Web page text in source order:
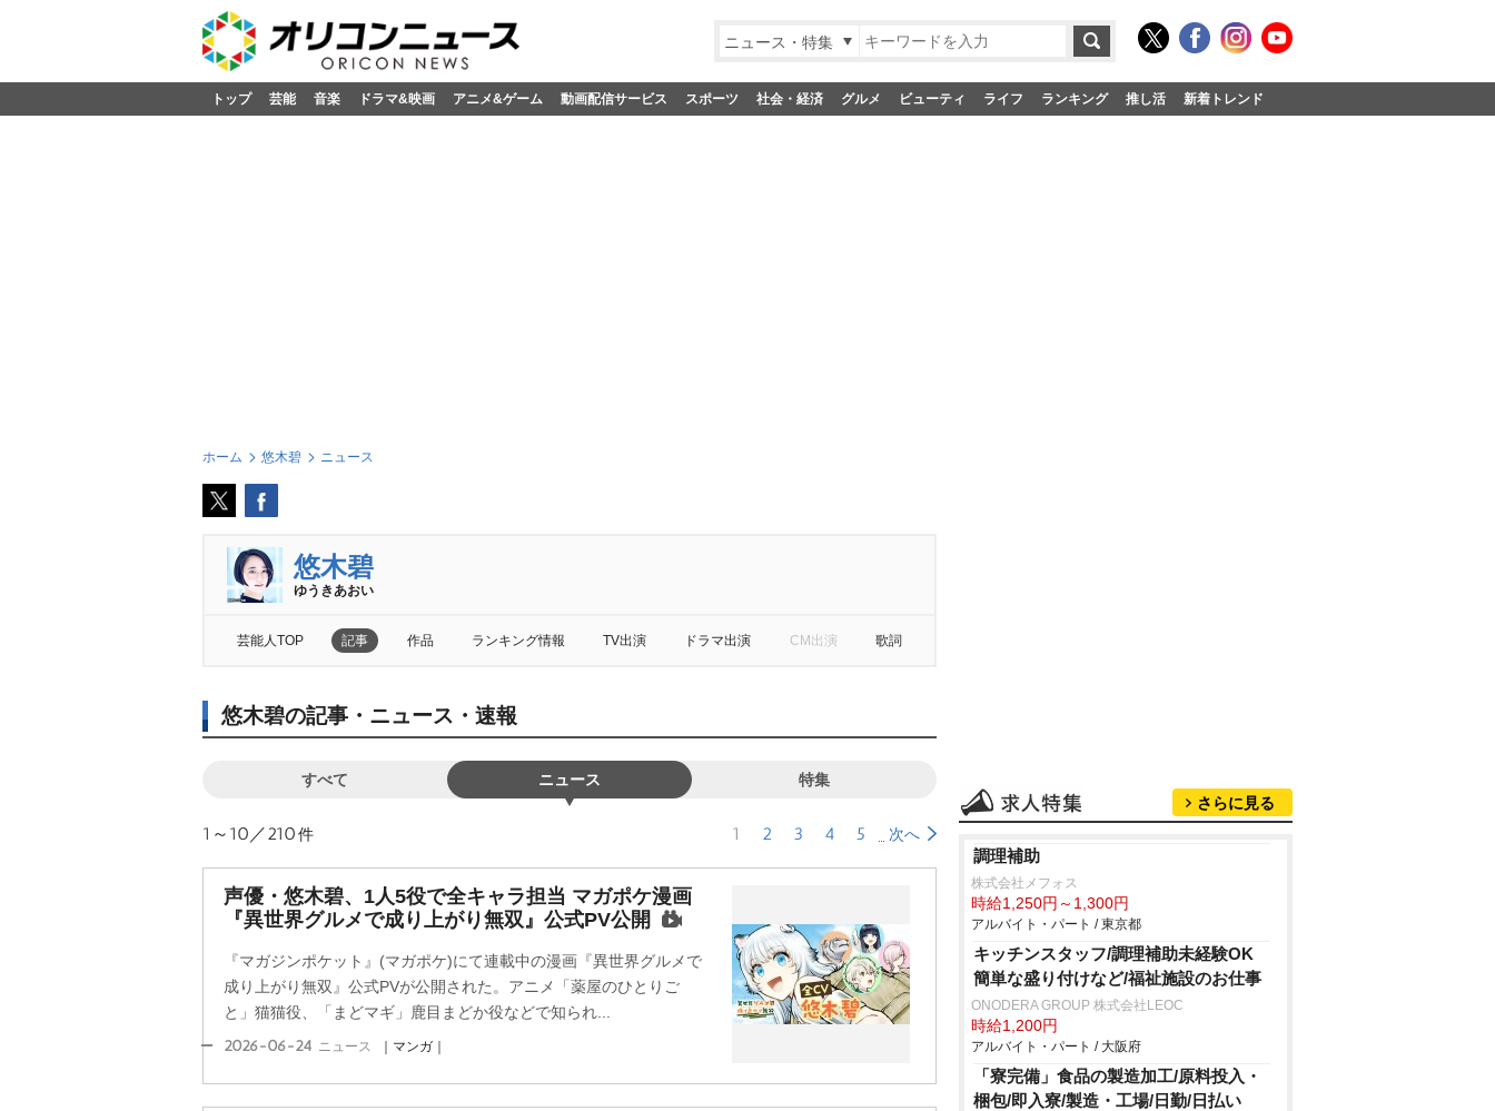
ニュース・特集
トップ 芸能 音楽 ドラマ&映画 アニメ&ゲーム 動画配信サービス スポーツ 社会・経済 グルメ ビューティ ライフ ランキング 推し活 新着トレンド
ホーム 悠木碧 ニュース
悠木碧
ゆうきあおい
芸能人TOP 記事 作品 ランキング情報 TV出演 ドラマ出演 CM出演 歌詞
悠木碧の記事・ニュース・速報
すべて ニュース 特集
1～10／210件 1 2 3 4 5 次へ
声優・悠木碧、1人5役で全キャラ担当 マガポケ漫画
『異世界グルメで成り上がり無双』公式PV公開
『マガジンポケット』(マガポケ)にて連載中の漫画『異世界グルメで
成り上がり無双』公式PVが公開された。アニメ「薬屋のひとりご
と」猫猫役、「まどマギ」鹿目まどか役などで知られ...
2026-06-24 ニュース ｜マンガ｜
さらに見る
調理補助
株式会社メフォス
時給1,250円～1,300円
アルバイト・パート / 東京都
キッチンスタッフ/調理補助未経験OK
簡単な盛り付けなど/福祉施設のお仕事
ONODERA GROUP 株式会社LEOC
時給1,200円
アルバイト・パート / 大阪府
「寮完備」食品の製造加工/原料投入・
梱包/即入寮/製造・工場/日勤/日払い